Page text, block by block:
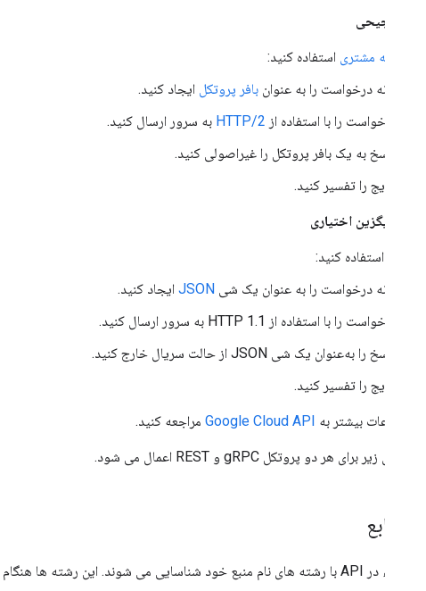
روش ترجیحی
کتابخانه مشتری استفاده کنید:
بدنه درخواست را به عنوان بافر پروتکل ایجاد کنید.
درخواست را با استفاده از HTTP/2 به سرور ارسال کنید.
پاسخ به یک بافر پروتکل را غیراصولی کنید.
نتایج را تفسیر کنید.
روش جایگزین اختیاری
استفاده کنید:
بدنه درخواست را به عنوان یک شی JSON ایجاد کنید.
درخواست را با استفاده از HTTP 1.1 به سرور ارسال کنید.
پاسخ را به‌عنوان یک شی JSON از حالت سریال خارج کنید.
نتایج را تفسیر کنید.
برای اطلاعات بیشتر به Google Cloud API مراجعه کنید.
بخش های زیر برای هر دو پروتکل gRPC و REST اعمال می شود.
نام منابع
اکثر اشیاء در API با رشته های نام منبع خود شناسایی می شوند. این رشته ها هنگام استفاده از رابط REST نیز به عنوان URL عمل می کنند.